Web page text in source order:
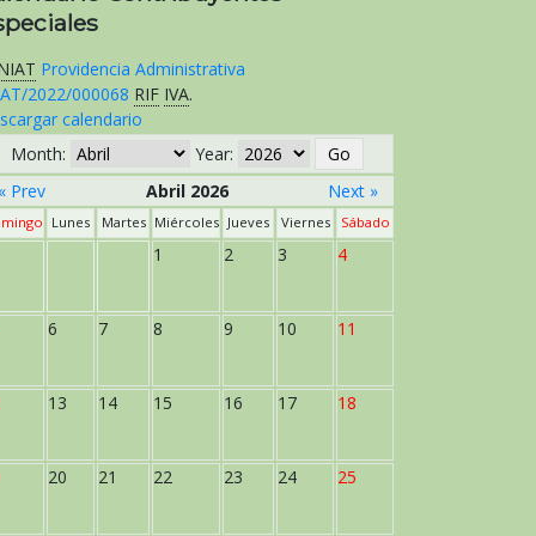
Providencia Administrativa
2022/000068 RIF IVA.
calendario
Month:
Year:
« Prev
Abril 2026 Next »
Lunes Martes Miércoles Jueves Viernes Sábado
1 2 3 4
6 7 8 9 10 11
13 14 15 16 17 18
20 21 22 23 24 25